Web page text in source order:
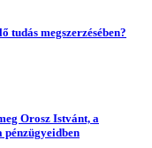
tudás megszerzésében?
Orosz Istvánt, a
pénzügyeidben